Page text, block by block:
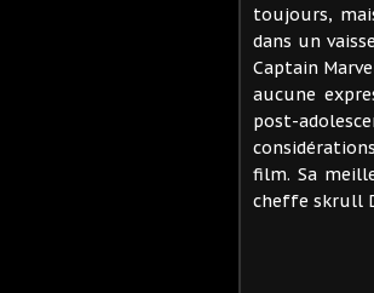
toujours,
dans un
Captain
aucune
post-
film. Sa
cheffe skrull